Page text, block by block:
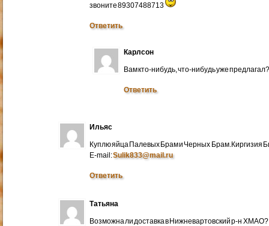
звоните 89307488713
Ответить
Карлсон
Вам кто-нибудь, что-нибудь уже
Ответить
Ильяс
Куплю яйца Палевых Брам и Черных Брам.Киргизия
E-mail:Sulik833@mail.ru
Ответить
Татьяна
Возможна ли доставка в Нижневартовский р-н ХМАО?